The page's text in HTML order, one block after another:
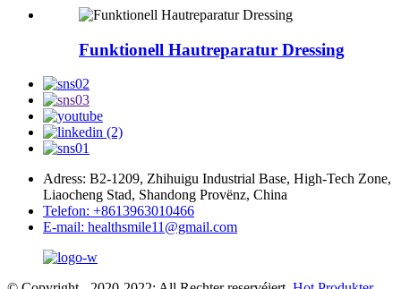
Funktionell Hautreparatur Dressing
Adress: B2-1209, Zhihuigu Industrial Base, High-Tech Zone,
Liaocheng Stad, Shandong Provënz, China
Telefon: +8613963010466
E-mail: healthsmile11@gmail.com